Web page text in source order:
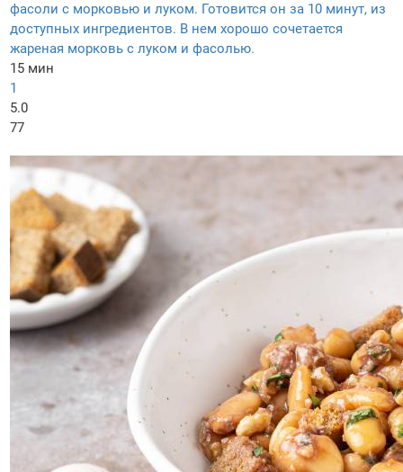
фасоли с морковью и луком. Готовится он за 10 минут, из
доступных ингредиентов. В нем хорошо сочетается
жареная морковь с луком и фасолью.
15 мин
1
5.0
77